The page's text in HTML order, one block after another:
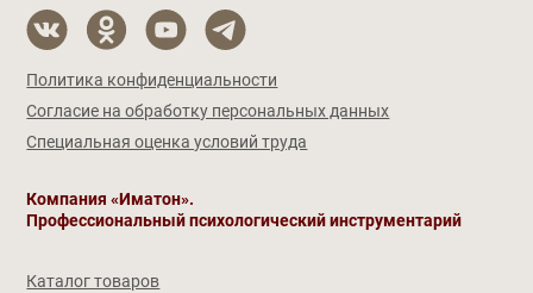
Политика конфиденциальности
Согласие на обработку персональных данных
Специальная оценка условий труда
Компания «Иматон».
Профессиональный психологический инструментарий
Каталог товаров